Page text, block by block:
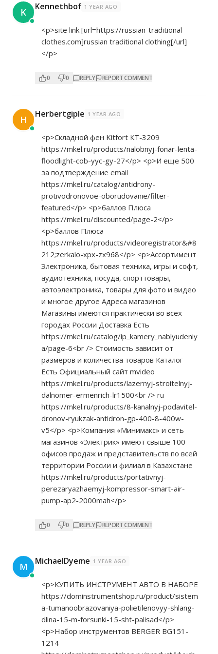
K Kennethbof 1 YEAR AGO
<p>site link [url=https://russian-traditional-
clothes.com]russian traditional clothing[/url]
</p>
0 0 REPLY REPORT COMMENT
H Herbertgiple 1 YEAR AGO
<p>Складной фен Kitfort КТ-3209
https://mkel.ru/products/nalobnyj-fonar-lenta-
floodlight-cob-yyc-gy-27</p> <p>И еще 500
за подтверждение email
https://mkel.ru/catalog/antidrony-
protivodronovoe-oborudovanie/filter-
featured</p> <p>баллов Плюса
https://mkel.ru/discounted/page-2</p>
<p>баллов Плюса
https://mkel.ru/products/videoregistrator&#8
212;zerkalo-xpx-zx968</p> <p>Ассортимент
Электроника, бытовая техника, игры и софт,
аудиотехника, посуда, спорттовары,
автоэлектроника, товары для фото и видео
и многое другое Адреса магазинов
Магазины имеются практически во всех
городах России Доставка Есть
https://mkel.ru/catalog/ip_kamery_nablyudeniy
a/page-6<br /> Стоимость зависит от
размеров и количества товаров Каталог
Есть Официальный сайт mvideo
https://mkel.ru/products/lazernyj-stroitelnyj-
dalnomer-ermenrich-lr1500<br /> ru
https://mkel.ru/products/8-kanalnyj-podavitel-
dronov-ryukzak-antidron-gp-400-8-400w-
v5</p> <p>Компания «Минимакс» и сеть
магазинов «Электрик» имеют свыше 100
офисов продаж и представительств по всей
территории России и филиал в Казахстане
https://mkel.ru/products/portativnyj-
perezaryazhaemyj-kompressor-smart-air-
pump-ap2-2000mah</p>
0 0 REPLY REPORT COMMENT
M MichaelDyeme 1 YEAR AGO
<p>КУПИТЬ ИНСТРУМЕНТ АВТО В НАБОРЕ
https://dominstrumentshop.ru/product/sistem
a-tumanoobrazovaniya-polietilenovyy-shlang-
dlina-15-m-forsunki-15-sht-palisad</p>
<p>Набор инструментов BERGER BG151-
1214